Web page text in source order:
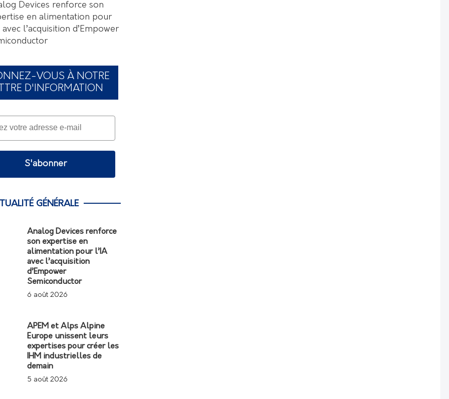
Devices renforce son
en alimentation pour
avec l’acquisition d’Empower
VOUS À NOTRE
D'INFORMATION
S'abonner
GÉNÉRALE
Analog Devices renforce
son expertise en
alimentation pour l’IA
avec l’acquisition
d’Empower
Semiconductor
6 août 2026
APEM et Alps Alpine
Europe unissent leurs
expertises pour créer les
IHM industrielles de
demain
5 août 2026